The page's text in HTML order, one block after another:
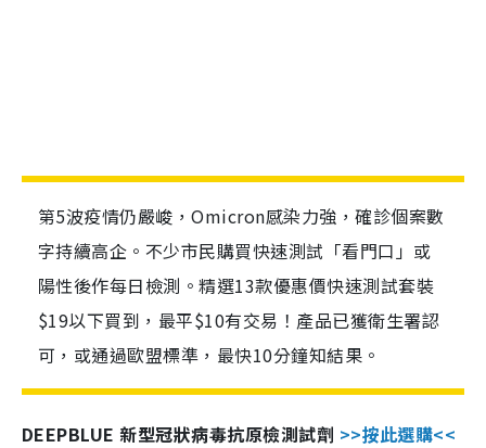
第5波疫情仍嚴峻，Omicron感染力強，確診個案數
字持續高企。不少市民購買快速測試「看門口」或
陽性後作每日檢測。精選13款優惠價快速測試套裝
$19以下買到，最平$10有交易！產品已獲衛生署認
可，或通過歐盟標準，最快10分鐘知結果。
DEEPBLUE 新型冠狀病毒抗原檢測試劑 >>按此選購<<